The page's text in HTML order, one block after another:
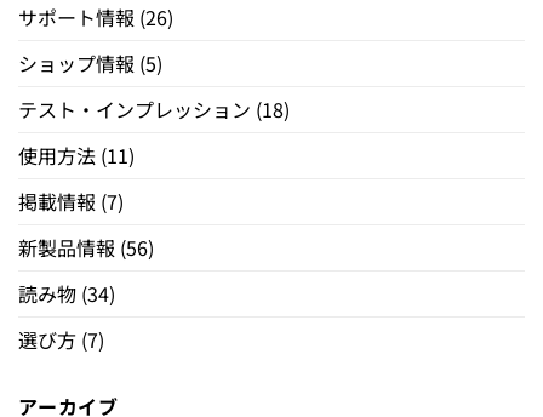
サポート情報 (26)
ショップ情報 (5)
テスト・インプレッション (18)
使用方法 (11)
掲載情報 (7)
新製品情報 (56)
読み物 (34)
選び方 (7)
アーカイブ